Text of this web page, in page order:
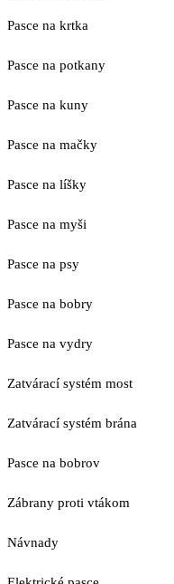
Pasce na krtka
Pasce na potkany
Pasce na kuny
Pasce na mačky
Pasce na líšky
Pasce na myši
Pasce na psy
Pasce na bobry
Pasce na vydry
Zatvárací systém most
Zatvárací systém brána
Pasce na bobrov
Zábrany proti vtákom
Návnady